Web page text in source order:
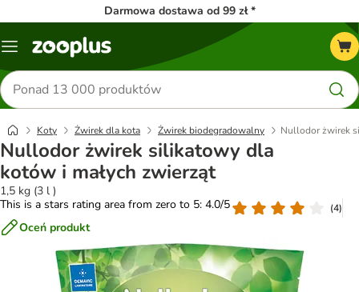
Darmowa dostawa od 99 zł *
Menu
Szukaj
produktów
Koty Żwirek dla kota Żwirek biodegradowalny Nullodor żwirek
Nullodor żwirek silikatowy dla
kotów i małych zwierząt
1,5 kg (3 l )
This is a stars rating area from zero to 5: 4.0/5
(4)
Oceń produkt